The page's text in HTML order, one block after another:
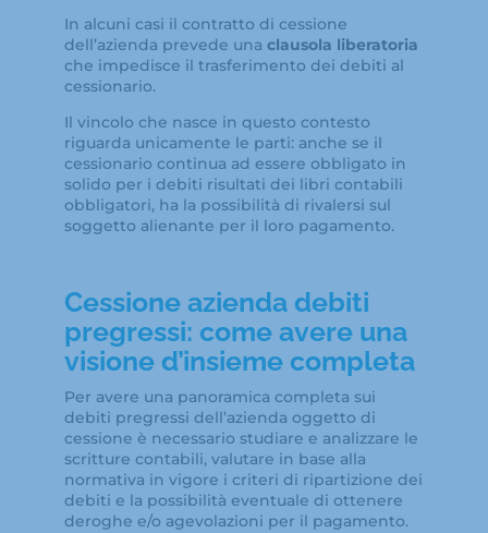
In alcuni casi il contratto di cessione
dell’azienda prevede unaclausola liberatoria
che impedisce il trasferimento dei debiti al
cessionario.
Il vincolo che nasce in questo contesto
riguarda unicamente le parti: anche se il
cessionario continua ad essere obbligato in
solido per i debiti risultati dei libri contabili
obbligatori, ha la possibilità di rivalersi sul
soggetto alienante per il loro pagamento.
Cessione azienda debiti
pregressi: come avere una
visione d’insieme completa
Per avere una panoramica completa sui
debiti pregressi dell’azienda oggetto di
cessione è necessario studiare e analizzare le
scritture contabili, valutare in base alla
normativa in vigore i criteri di ripartizione dei
debiti e la possibilità eventuale di ottenere
deroghe e/o agevolazioni per il pagamento.